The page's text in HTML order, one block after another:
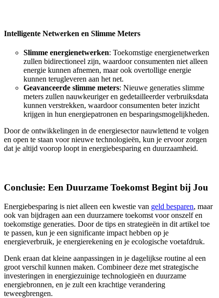
Intelligente Netwerken en Slimme Meters
Slimme energienetwerken: Toekomstige energienetwerken
zullen bidirectioneel zijn, waardoor consumenten niet alleen
energie kunnen afnemen, maar ook overtollige energie
kunnen terugleveren aan het net.
Geavanceerde slimme meters: Nieuwe generaties slimme
meters zullen nauwkeuriger en gedetailleerder verbruiksdata
kunnen verstrekken, waardoor consumenten beter inzicht
krijgen in hun energiepatronen en besparingsmogelijkheden.
Door de ontwikkelingen in de energiesector nauwlettend te volgen
en open te staan voor nieuwe technologieën, kun je ervoor zorgen
dat je altijd voorop loopt in energiebesparing en duurzaamheid.
Conclusie: Een Duurzame Toekomst Begint bij Jou
Energiebesparing is niet alleen een kwestie van geld besparen, maar
ook van bijdragen aan een duurzamere toekomst voor onszelf en
toekomstige generaties. Door de tips en strategieën in dit artikel toe
te passen, kun je een significante impact hebben op je
energieverbruik, je energierekening en je ecologische voetafdruk.
Denk eraan dat kleine aanpassingen in je dagelijkse routine al een
groot verschil kunnen maken. Combineer deze met strategische
investeringen in energiezuinige technologieën en duurzame
energiebronnen, en je zult een krachtige verandering
teweegbrengen.